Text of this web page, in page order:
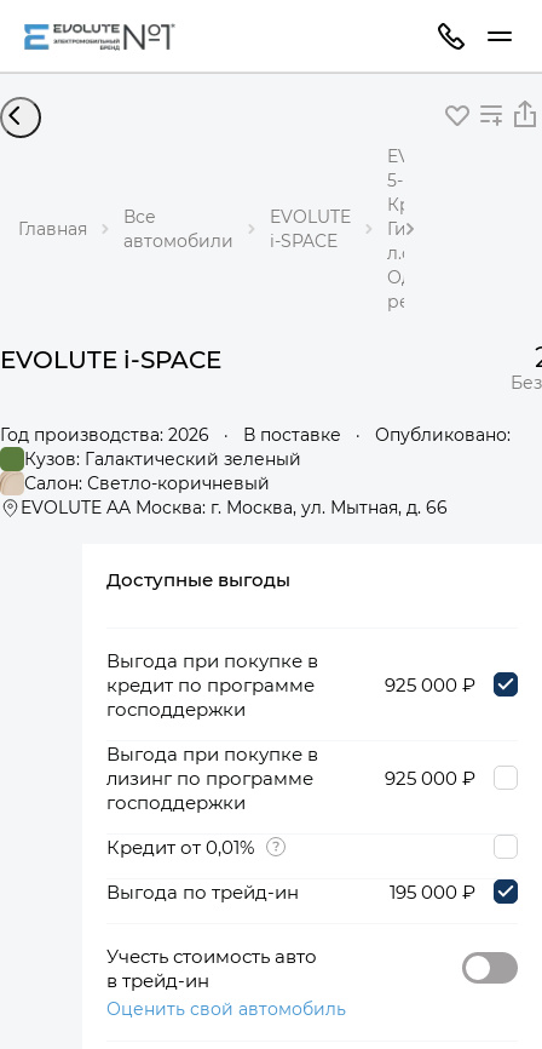
Главная
Все
автомобили
EVOLUTE
i-SPACE
EVOLUTE i-SPACE
5-местный
Кроссовер
Гибрид 1,5 л 218
л.с.
редуктор
EVOLUTE i-SPACE
Год производства: 2026 · В поставке ·
Опубликовано:
Кузов: Галактический зеленый
Салон: Светло-коричневый
EVOLUTE AA Москва: г. Москва, ул. Мытная, д. 66
Доступные выгоды
Выгода при покупке в
кредит по программе
господдержки
925 000 ₽
Выгода при покупке в
лизинг по программе
господдержки
925 000 ₽
Кредит от 0,01%
Выгода по трейд-ин
195 000 ₽
Учесть стоимость авто
в трейд-ин
Оценить свой автомобиль